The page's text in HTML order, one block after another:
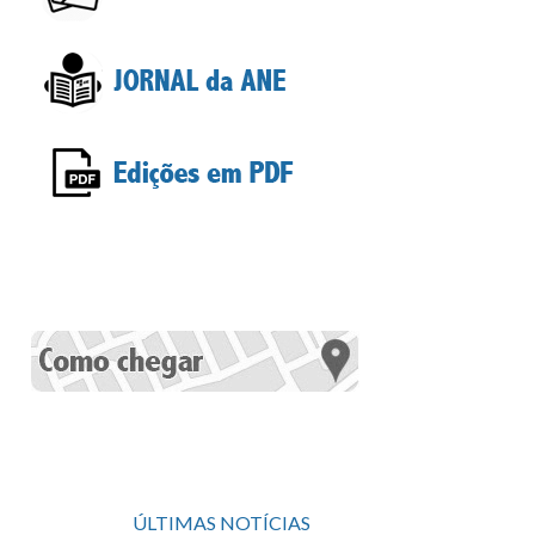
ÚLTIMAS NOTÍCIAS